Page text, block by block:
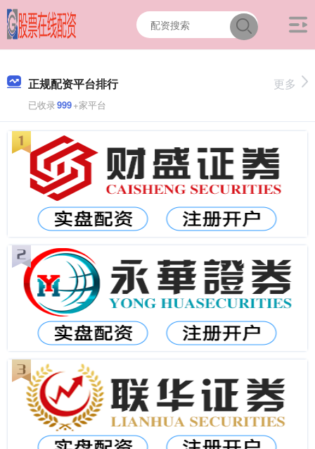
正规配资平台排行
已收录999+家平台
更多